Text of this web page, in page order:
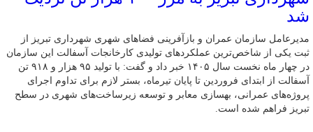
شد
مدیرعامل سازمان عمران و بازآفرینی فضاهای شهری شهرداری تبریز از
ثبت یکی از شاخص‌ترین عملکردهای تولیدی کارخانجات آسفالت این سازمان
در چهار ماه نخست سال ۱۴۰۵ خبر داد و گفت: با تولید ۹۵ هزار و ۹۱۸ تن
آسفالت از ابتدای فروردین تا پایان تیرماه، بستر لازم برای تداوم اجرای
پروژه‌های عمرانی، بهسازی معابر و توسعه زیرساخت‌های شهری در سطح
تبریز فراهم شده است.